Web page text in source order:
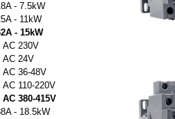
- 7.5kW
- 11kW
- 15kW
AC 230V
AC 24V
AC 36-48V
AC 110-220V
AC 380-415V
- 18.5kW